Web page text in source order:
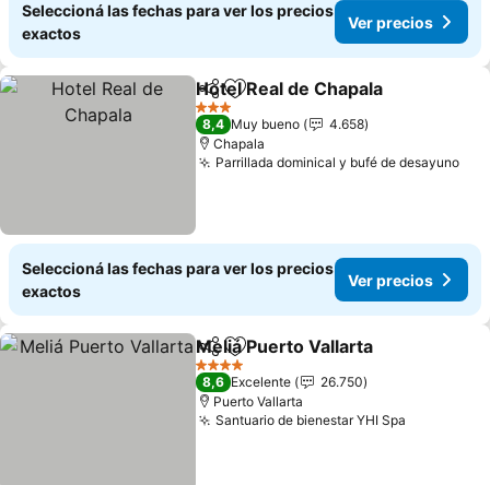
Seleccioná las fechas para ver los precios
exactos
Ver precios
CompartirAñadir a favoritos
Hotel Real de Chapala
3 Estrellas
8,4 Muy bueno
4.658
Chapala
Parrillada dominical y bufé de desayuno
Seleccioná las fechas para ver los precios
exactos
Ver precios
CompartirAñadir a favoritos
Meliá Puerto Vallarta
4 Estrellas
8,6 Excelente
26.750
Puerto Vallarta
Santuario de bienestar YHI Spa